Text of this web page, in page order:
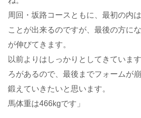
周回・坂路コースともに、最初の内
ことが出来るのですが、最後の方に
が伸びてきます。
以前よりはしっかりとしてきていま
ろがあるので、最後までフォームが
鍛えていきたいと思います。
馬体重は466kgです」